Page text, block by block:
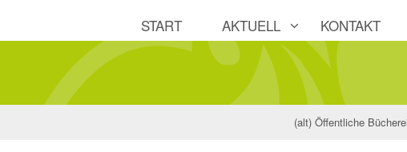
START AKTUELL KONTAKT
(alt) Öffentliche